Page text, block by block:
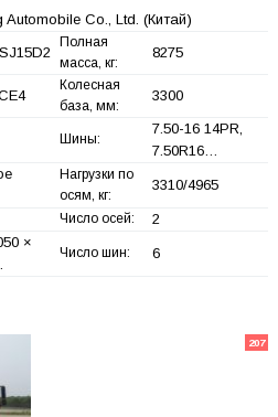
Automobile Co., Ltd. (Китай)
Полная
масса, кг:
8275
Колесная
база, мм:
3300
Шины:
7.50-16 14PR,
7.50R16…
Нагрузки по
осям, кг:
3310/4965
Число осей: 2
×
Число шин: 6
207